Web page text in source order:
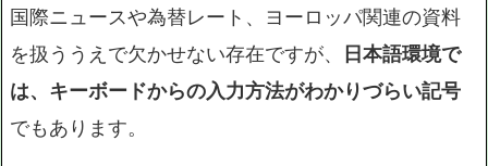
国際ニュースや為替レート、ヨーロッパ関連の資料
を扱ううえで欠かせない存在ですが、 日本語環境で
は、キーボードからの入力方法がわかりづらい記号
でもあります。